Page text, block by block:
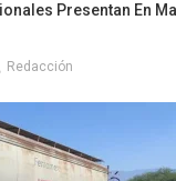
Presentan En
Redacción